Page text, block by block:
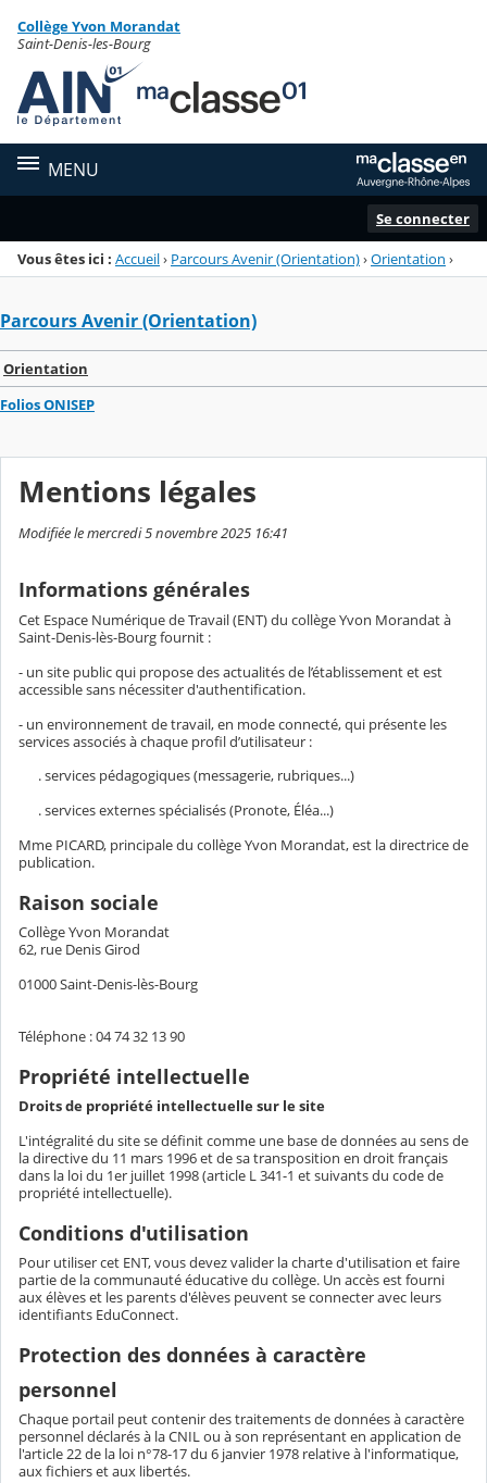
Menu de la rubrique
Contenu
Collège Yvon Morandat
Saint-Denis-les-Bourg
MENU
Se connecter
Vous êtes ici : Accueil› Parcours Avenir (Orientation)›Orientation ›
Parcours Avenir (Orientation)
Orientation
Folios ONISEP
Mentions légales
Modifiée le mercredi 5 novembre 2025 16:41
Informations générales
Cet Espace Numérique de Travail (ENT) du collège Yvon Morandat à
Saint-Denis-lès-Bourg fournit :
- un site public qui propose des actualités de l’établissement et est
accessible sans nécessiter d'authentification.
- un environnement de travail, en mode connecté, qui présente les
services associés à chaque profil d’utilisateur :
. services pédagogiques (messagerie, rubriques...)
. services externes spécialisés (Pronote, Éléa...)
Mme PICARD, principale du collège Yvon Morandat, est la directrice de
publication.
Raison sociale
Collège Yvon Morandat
62, rue Denis Girod
01000 Saint-Denis-lès-Bourg
Téléphone : 04 74 32 13 90
Propriété intellectuelle
Droits de propriété intellectuelle sur le site
L'intégralité du site se définit comme une base de données au sens de
la directive du 11 mars 1996 et de sa transposition en droit français
dans la loi du 1er juillet 1998 (article L 341-1 et suivants du code de
propriété intellectuelle).
Conditions d'utilisation
Pour utiliser cet ENT, vous devez valider la charte d'utilisation et faire
partie de la communauté éducative du collège. Un accès est fourni
aux élèves et les parents d'élèves peuvent se connecter avec leurs
identifiants EduConnect.
Protection des données à caractère
personnel
Chaque portail peut contenir des traitements de données à caractère
personnel déclarés à la CNIL ou à son représentant en application de
l'article 22 de la loi n°78-17 du 6 janvier 1978 relative à l'informatique,
aux fichiers et aux libertés.